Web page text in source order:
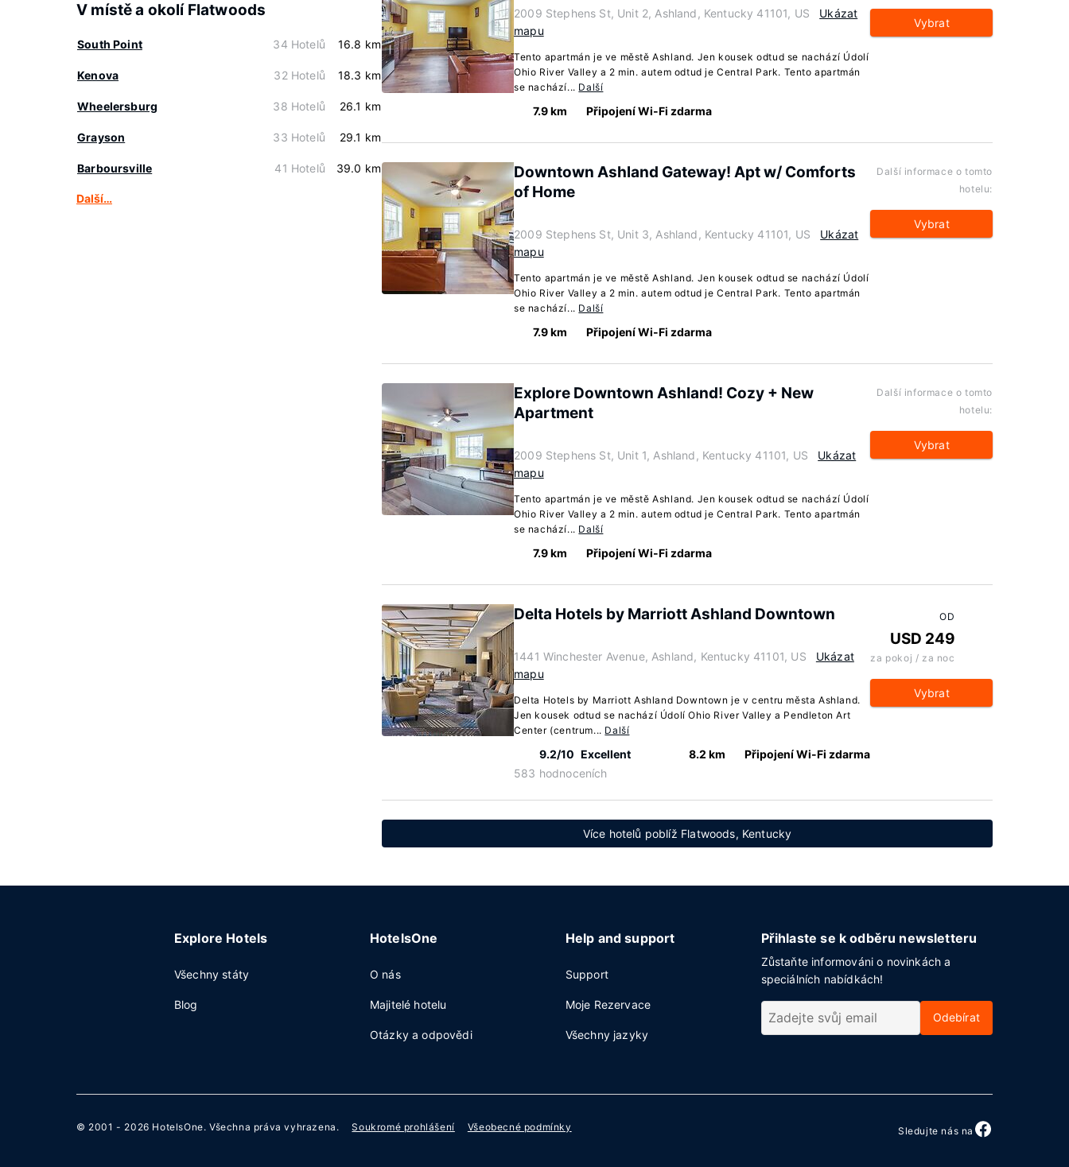
V místě a okolí Flatwoods
South Point 34 Hotelů 16.8 km
Kenova 32 Hotelů 18.3 km
Wheelersburg 38 Hotelů 26.1 km
Grayson 33 Hotelů 29.1 km
Barboursville 41 Hotelů 39.0 km
Další…
2009 Stephens St, Unit 2, Ashland, Kentucky 41101, US
Ukázat
mapu
Tento apartmán je ve městě Ashland. Jen kousek odtud se nachází Údolí
Ohio River Valley a 2 min. autem odtud je Central Park. Tento apartmán
se nachází... Další
7.9 km Připojení Wi-Fi zdarma
Vybrat
Downtown Ashland Gateway! Apt w/ Comforts
of Home
2009 Stephens St, Unit 3, Ashland, Kentucky 41101, US
Ukázat
mapu
Tento apartmán je ve městě Ashland. Jen kousek odtud se nachází Údolí
Ohio River Valley a 2 min. autem odtud je Central Park. Tento apartmán
se nachází... Další
7.9 km Připojení Wi-Fi zdarma
Další informace o tomto
hotelu:
Vybrat
Explore Downtown Ashland! Cozy + New
Apartment
2009 Stephens St, Unit 1, Ashland, Kentucky 41101, US
Ukázat
mapu
Tento apartmán je ve městě Ashland. Jen kousek odtud se nachází Údolí
Ohio River Valley a 2 min. autem odtud je Central Park. Tento apartmán
se nachází... Další
7.9 km Připojení Wi-Fi zdarma
Další informace o tomto
hotelu:
Vybrat
Delta Hotels by Marriott Ashland Downtown
1441 Winchester Avenue, Ashland, Kentucky 41101, US
Ukázat
mapu
Delta Hotels by Marriott Ashland Downtown je v centru města Ashland.
Jen kousek odtud se nachází Údolí Ohio River Valley a Pendleton Art
Center (centrum... Další
9.2/10 Excellent
583 hodnoceních
8.2 km Připojení Wi-Fi zdarma
OD
USD 249
za pokoj / za noc
Vybrat
Více hotelů poblíž Flatwoods, Kentucky
Explore Hotels
Všechny státy
Blog
HotelsOne
O nás
Majitelé hotelu
Otázky a odpovědi
Help and support
Support
Moje Rezervace
Všechny jazyky
Přihlaste se k odběru newsletteru
Zůstaňte informováni o novinkách a
speciálních nabídkách!
Odebírat
© 2001 - 2026 HotelsOne. Všechna práva vyhrazena. Soukromé prohlášení Všeobecné podmínky Sledujte nás na